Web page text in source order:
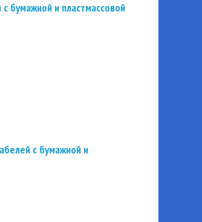
бумажной и пластмассовой
с бумажной и